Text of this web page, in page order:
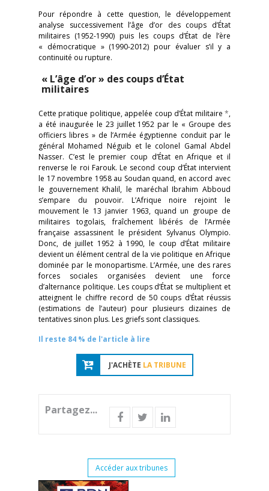
Pour répondre à cette question, le développement
analyse successivement l’âge d’or des coups d’État
militaires (1952-1990) puis les coups d’État de l’ère
« démocratique » (1990-2012) pour évaluer s’il y a
continuité ou rupture.
« L’âge d’or » des coups d’État
militaires
Cette pratique politique, appelée coup d’État militaire *,
a été inaugurée le 23 juillet 1952 par le « Groupe des
officiers libres » de l’Armée égyptienne conduit par le
général Mohamed Néguib et le colonel Gamal Abdel
Nasser. C’est le premier coup d’État en Afrique et il
renverse le roi Farouk. Le second coup d’État intervient
le 17 novembre 1958 au Soudan quand, en accord avec
le gouvernement Khalil, le maréchal Ibrahim Abboud
s’empare du pouvoir. L’Afrique noire rejoint le
mouvement le 13 janvier 1963, quand un groupe de
militaires togolais, fraîchement libérés de l’Armée
française assassinent le président Sylvanus Olympio.
Donc, de juillet 1952 à 1990, le coup d’État militaire
devient un élément central de la vie politique en Afrique
dominée par le monopartisme. L’Armée, une des rares
forces sociales organisées devient une force
d’alternance politique. Les coups d’État se multiplient et
atteignent le chiffre record de 50 coups d’État réussis
(estimations de l’auteur) pour plusieurs dizaines de
tentatives sinon plus. Les griefs sont classiques.
Il reste 84 % de l'article à lire
J'ACHÈTE LA TRIBUNE
Partagez...
Accéder aux tribunes